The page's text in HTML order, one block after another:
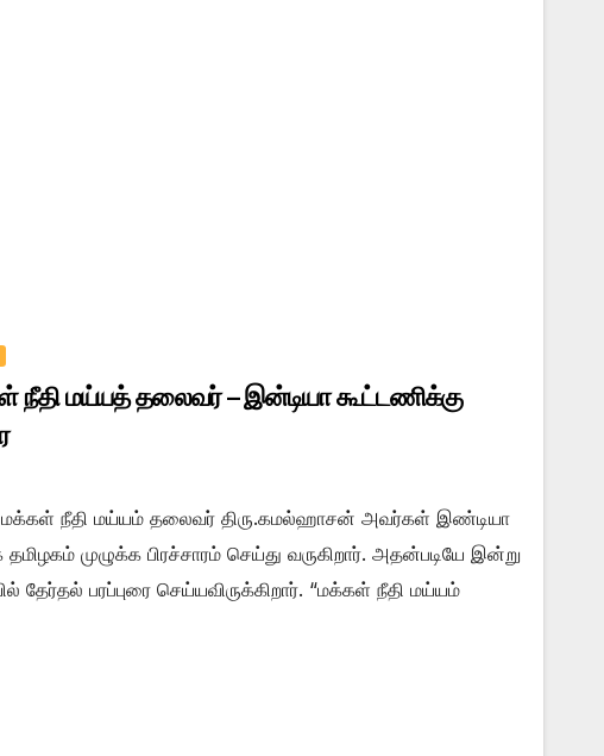
மய்யத் தலைவர் – இன்டியா கூட்டணிக்கு
மக்கள் நீதி மய்யம் தலைவர் திரு.கமல்ஹாசன் அவர்கள் இண்டியா
முழுக்க பிரச்சாரம் செய்து வருகிறார். அதன்படியே இன்று
தேர்தல் பரப்புரை செய்யவிருக்கிறார். “மக்கள் நீதி மய்யம்